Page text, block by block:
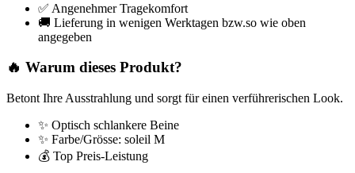
✅ Angenehmer Tragekomfort
🚚 Lieferung in wenigen Werktagen bzw.so wie oben
angegeben
🔥 Warum dieses Produkt?
Betont Ihre Ausstrahlung und sorgt für einen verführerischen Look.
✨ Optisch schlankere Beine
✨ Farbe/Grösse: soleil M
💰 Top Preis-Leistung